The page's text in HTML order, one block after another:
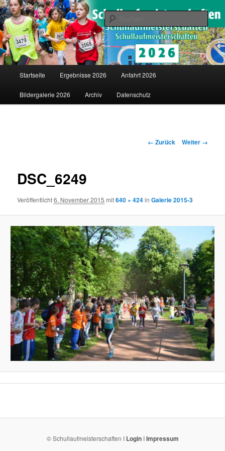
Schullaufmeisterschaften
Saarländische Schullaufmeisterschaften in Merzig
Zum
Inhalt
Startseite Ergebnisse 2026 Anfahrt 2026
Bildergalerie 2026 Archiv Datenschutz
Bilder-
← Zurück Weiter →
DSC_6249
Veröffentlicht6. November 2015 mit640 × 424inGalerie 2015-3
© Schullaufmeisterschaften I LoginIImpressum